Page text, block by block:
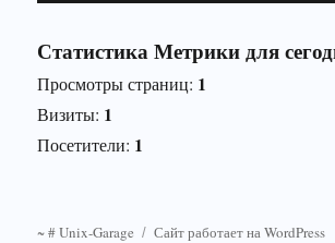
Статистика Метрики для
Просмотры страниц: 1
Визиты: 1
Посетители: 1
~ # Unix-Garage Сайт работает на WordPress